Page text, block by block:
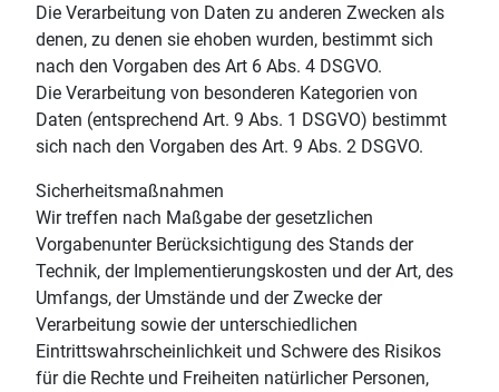
Die Verarbeitung von Daten zu anderen Zwecken als
denen, zu denen sie ehoben wurden, bestimmt sich
nach den Vorgaben des Art 6 Abs. 4 DSGVO.
Die Verarbeitung von besonderen Kategorien von
Daten (entsprechend Art. 9 Abs. 1 DSGVO) bestimmt
sich nach den Vorgaben des Art. 9 Abs. 2 DSGVO.
Sicherheitsmaßnahmen
Wir treffen nach Maßgabe der gesetzlichen
Vorgabenunter Berücksichtigung des Stands der
Technik, der Implementierungskosten und der Art, des
Umfangs, der Umstände und der Zwecke der
Verarbeitung sowie der unterschiedlichen
Eintrittswahrscheinlichkeit und Schwere des Risikos
für die Rechte und Freiheiten natürlicher Personen,